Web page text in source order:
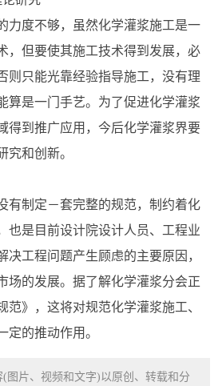
力度不够，虽然化学灌浆施工是一
，但要使其施工技术得到发展，必
则只能光靠经验指导施工，没有理
算是一门手艺。为了促进化学灌浆
得到推广应用，今后化学灌浆界要
究和创新。
有制定－套完整的规范，制约着化
也是目前设计院设计人员、工程业
决工程问题产生顾虑的主要原因，
场的发展。据了解化学灌浆分会正
范》，这将对规范化学灌浆施工、
定的推动作用。
图片、视频和文字)以原创、转载和分